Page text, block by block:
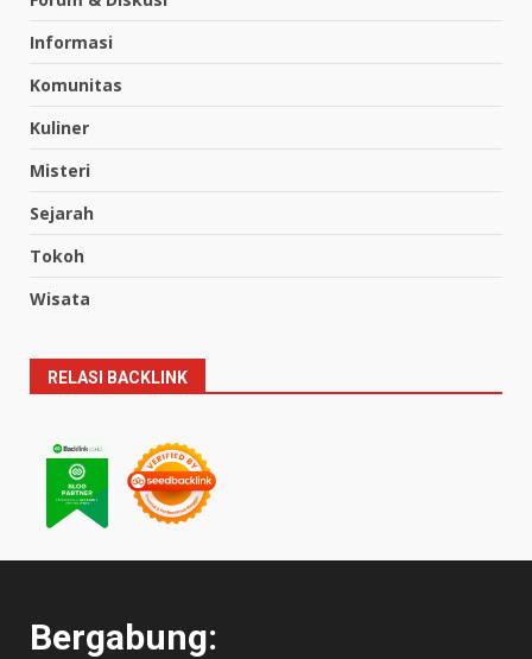
Informasi
Komunitas
Kuliner
Misteri
Sejarah
Tokoh
Wisata
RELASI BACKLINK
Bergabung: